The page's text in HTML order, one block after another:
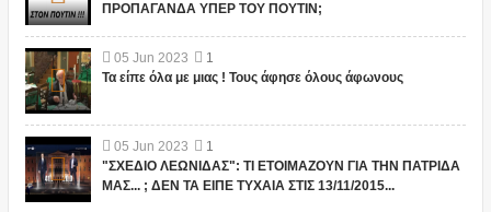
ΠΡΟΠΑΓΑΝΔΑ ΥΠΕΡ ΤΟΥ ΠΟΥΤΙΝ;
05 Jun 2023
1
Τα είπε όλα με μιας ! Τους άφησε όλους άφωνους
05 Jun 2023
1
"ΣΧΕΔΙΟ ΛΕΩΝΙΔΑΣ": ΤΙ ΕΤΟΙΜΑΖΟΥΝ ΓΙΑ ΤΗΝ ΠΑΤΡΙΔΑ
ΜΑΣ... ; ΔΕΝ ΤΑ ΕΙΠΕ ΤΥΧΑΙΑ ΣΤΙΣ 13/11/2015...